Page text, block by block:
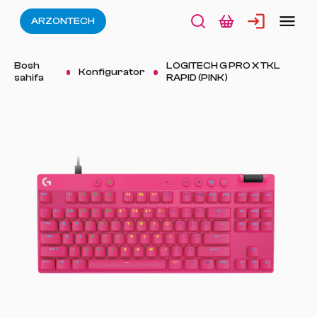
ARZONTECH
Bosh
sahifa
Konfigurator
LOGITECH G PRO X TKL
RAPID (PINK)